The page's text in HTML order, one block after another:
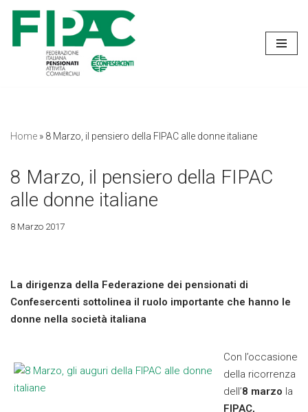
Vai
contenuto
Home » 8 Marzo, il pensiero della FIPAC alle donne italiane
8 Marzo, il pensiero della FIPAC
alle donne italiane
8 Marzo 2017
La dirigenza della Federazione dei pensionati di
Confesercenti sottolinea il ruolo importante che hanno le
donne nella società italiana
Con l’occasione
della ricorrenza
dell’8 marzo la
FIPAC,